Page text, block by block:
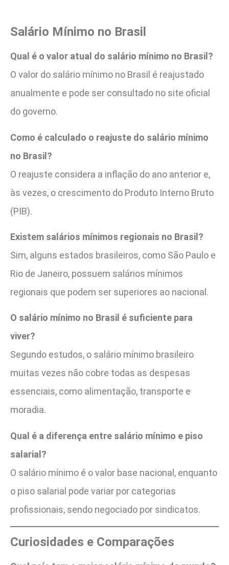
Salário Mínimo no Brasil
Qual é o valor atual do salário mínimo no Brasil?
O valor do salário mínimo no Brasil é reajustado
anualmente e pode ser consultado no site oficial
do governo.
Como é calculado o reajuste do salário mínimo
no Brasil?
O reajuste considera a inflação do ano anterior e,
às vezes, o crescimento do Produto Interno Bruto
(PIB).
Existem salários mínimos regionais no Brasil?
Sim, alguns estados brasileiros, como São Paulo e
Rio de Janeiro, possuem salários mínimos
regionais que podem ser superiores ao nacional.
O salário mínimo no Brasil é suficiente para
viver?
Segundo estudos, o salário mínimo brasileiro
muitas vezes não cobre todas as despesas
essenciais, como alimentação, transporte e
moradia.
Qual é a diferença entre salário mínimo e piso
salarial?
O salário mínimo é o valor base nacional, enquanto
o piso salarial pode variar por categorias
profissionais, sendo negociado por sindicatos.
Curiosidades e Comparações